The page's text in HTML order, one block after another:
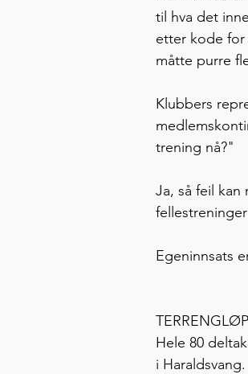
til hva det
etter kode for
måtte purre
Klubbers
trening nå?"
Ja, så feil
Egeninnsats
Hele 80
i